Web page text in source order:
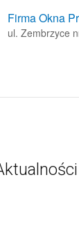
Firma Okna
ul. Zembrzyce